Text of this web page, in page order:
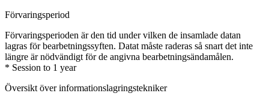
Förvaringsperiod
Förvaringsperioden är den tid under vilken de insamlade datan
lagras för bearbetningssyften. Datat måste raderas så snart det inte
längre är nödvändigt för de angivna bearbetningsändamålen.
* Session to 1 year
Översikt över informationslagringstekniker